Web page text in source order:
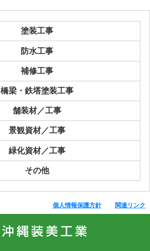
塗装工事
防水工事
補修工事
橋梁・鉄塔塗装工事
舗装材／工事
景観資材／工事
緑化資材／工事
その他
個人情報保護方針 関連リンク